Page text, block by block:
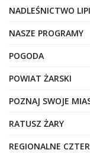
NADLEŚNICTWO
NASZE PROGRAMY
POGODA
POWIAT ŻARSKI
POZNAJ SWOJE
RATUSZ ŻARY
REGIONALNE